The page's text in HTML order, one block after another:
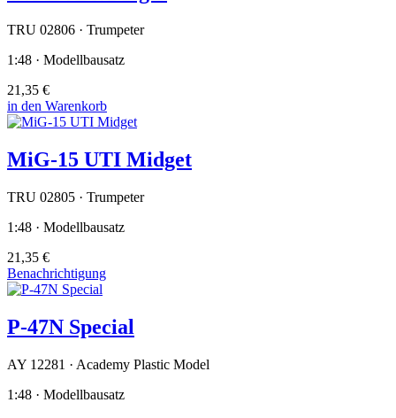
TRU 02806 · Trumpeter
1:48 · Modellbausatz
21,35 €
in den Warenkorb
MiG-15 UTI Midget
TRU 02805 · Trumpeter
1:48 · Modellbausatz
21,35 €
Benachrichtigung
P-47N Special
AY 12281 · Academy Plastic Model
1:48 · Modellbausatz